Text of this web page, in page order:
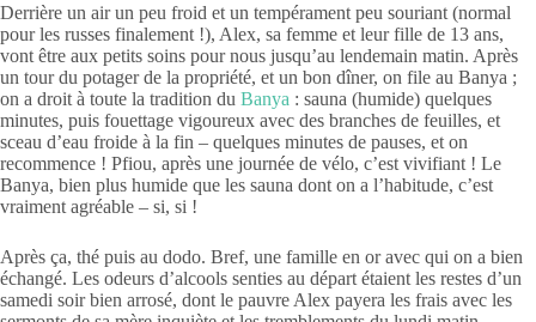
Derrière un air un peu froid et un tempérament peu souriant (normal
pour les russes finalement !), Alex, sa femme et leur fille de 13 ans,
vont être aux petits soins pour nous jusqu’au lendemain matin. Après
un tour du potager de la propriété, et un bon dîner, on file au Banya ;
on a droit à toute la tradition du Banya : sauna (humide) quelques
minutes, puis fouettage vigoureux avec des branches de feuilles, et
sceau d’eau froide à la fin – quelques minutes de pauses, et on
recommence ! Pfiou, après une journée de vélo, c’est vivifiant ! Le
Banya, bien plus humide que les sauna dont on a l’habitude, c’est
vraiment agréable – si, si !
Après ça, thé puis au dodo. Bref, une famille en or avec qui on a bien
échangé. Les odeurs d’alcools senties au départ étaient les restes d’un
samedi soir bien arrosé, dont le pauvre Alex payera les frais avec les